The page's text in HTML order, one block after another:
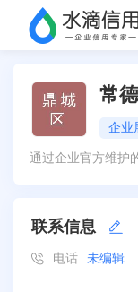
常
企业
通过企业官方维护
联系信息
电话 未编辑